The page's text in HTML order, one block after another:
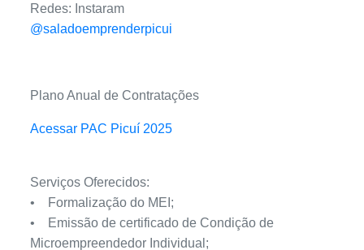
Redes: Instaram
@saladoemprenderpicui
Plano Anual de Contratações
Acessar PAC Picuí 2025
Serviços Oferecidos:
• Formalização do MEI;
• Emissão de certificado de Condição de
Microempreendedor Individual;